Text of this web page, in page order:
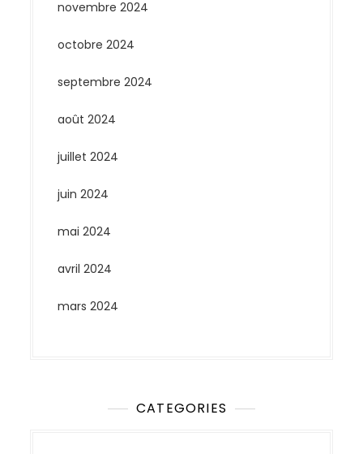
novembre 2024
octobre 2024
septembre 2024
août 2024
juillet 2024
juin 2024
mai 2024
avril 2024
mars 2024
CATEGORIES